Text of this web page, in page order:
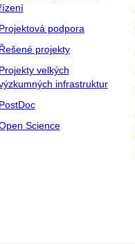
Projektová podpora
Řešené projekty
Projekty velkých
infrastruktur
PostDoc
Science